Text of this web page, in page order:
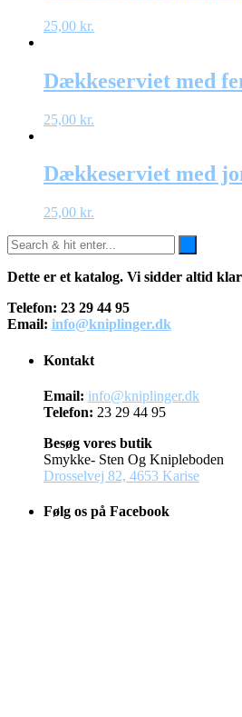
25,00 kr.
Dækkeserviet med
25,00 kr.
Dækkeserviet med
25,00 kr.
Dette er et katalog. Vi sidder altid
Telefon: 23 29 44 95
Email: info@kniplinger.dk
Kontakt
Email: info@kniplinger.dk
Telefon: 23 29 44 95
Besøg vores butik
Smykke- Sten Og Knipleboden
Drosselvej 82, 4653 Karise
Følg os på Facebook